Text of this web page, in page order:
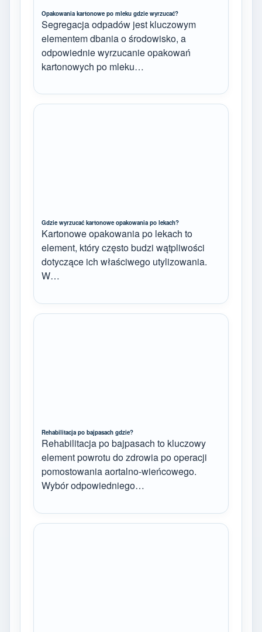
Opakowania kartonowe po mleku gdzie wyrzucać?
Segregacja odpadów jest kluczowym
elementem dbania o środowisko, a
odpowiednie wyrzucanie opakowań
kartonowych po mleku…
Gdzie wyrzucać kartonowe opakowania po lekach?
Kartonowe opakowania po lekach to
element, który często budzi wątpliwości
dotyczące ich właściwego utylizowania.
W…
Rehabilitacja po bajpasach gdzie?
Rehabilitacja po bajpasach to kluczowy
element powrotu do zdrowia po operacji
pomostowania aortalno-wieńcowego.
Wybór odpowiedniego…